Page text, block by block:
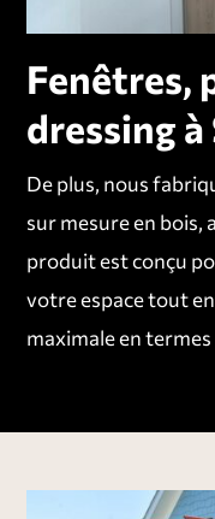
Fenêtres,
dressing
De plus, nous
sur mesure en bois,
produit est conçu
votre espace tout
maximale en